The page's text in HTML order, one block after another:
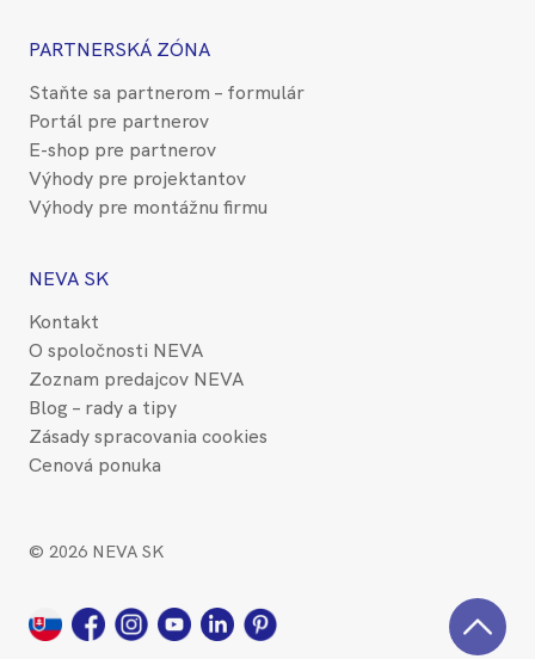
PARTNERSKÁ ZÓNA
Staňte sa partnerom – formulár
Portál pre partnerov
E-shop pre partnerov
Výhody pre projektantov
Výhody pre montážnu firmu
NEVA SK
Kontakt
O spoločnosti NEVA
Zoznam predajcov NEVA
Blog – rady a tipy
Zásady spracovania cookies
Cenová ponuka
© 2026 NEVA SK